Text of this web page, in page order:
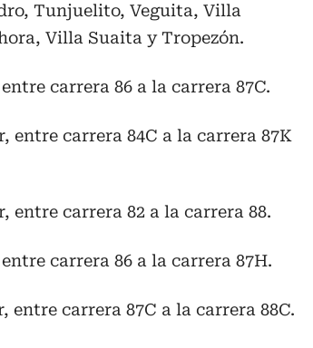
Tunjuelito, Veguita, Villa
Villa Suaita y Tropezón.
carrera 86 a la carrera 87C.
entre carrera 84C a la carrera 87K
entre carrera 82 a la carrera 88.
carrera 86 a la carrera 87H.
entre carrera 87C a la carrera 88C.